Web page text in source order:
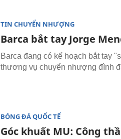
TIN CHUYỂN NHƯỢNG
Barca bắt tay Jorge
Barca đang có kế hoạch bắt tay
thương vụ chuyển nhượng đình
BÓNG ĐÁ QUỐC TẾ
Góc khuất MU: Công